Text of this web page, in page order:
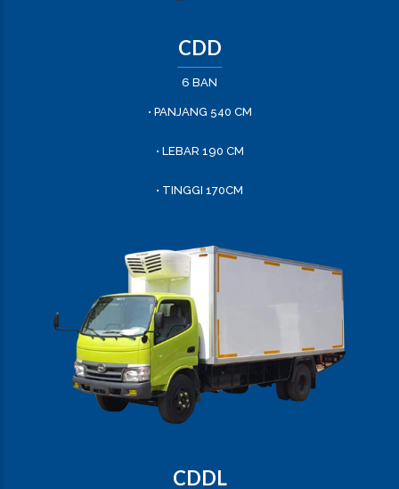
CDD
6 BAN
• PANJANG 540 CM
• LEBAR 190 CM
• TINGGI 170CM
CDDL